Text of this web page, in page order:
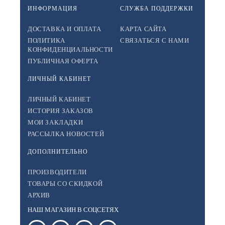
ИНФОРМАЦИЯ
ДОСТАВКА И ОПЛАТА
ПОЛИТИКА
КОНФИДЕНЦИАЛЬНОСТИ
ПУБЛИЧНАЯ ОФЕРТА
СЛУЖБА ПОДДЕРЖКИ
КАРТА САЙТА
СВЯЗАТЬСЯ С НАМИ
ЛИЧНЫЙ КАБИНЕТ
ЛИЧНЫЙ КАБИНЕТ
ИСТОРИЯ ЗАКАЗОВ
МОИ ЗАКЛАДКИ
РАССЫЛКА НОВОСТЕЙ
ДОПОЛНИТЕЛЬНО
ПРОИЗВОДИТЕЛИ
ТОВАРЫ СО СКИДКОЙ
АРХИВ
НАШ МАГАЗИН В СОЦСЕТЯХ